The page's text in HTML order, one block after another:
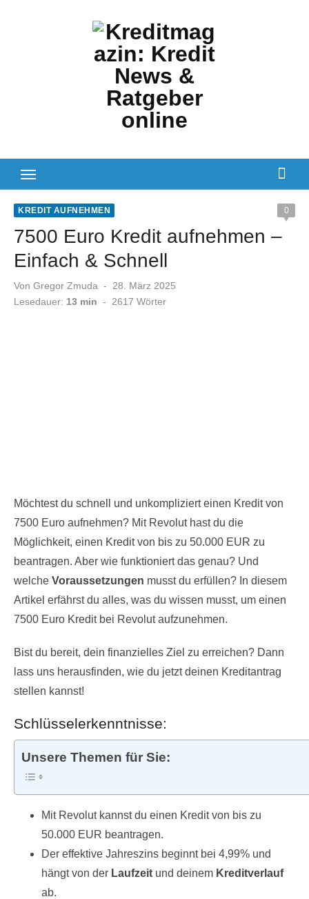
KREDIT AUFNEHMEN 0
7500 Euro Kredit aufnehmen –
Einfach & Schnell
Von Gregor Zmuda
Veröffentlicht
am
28. März 2025
Lesedauer: 13 min - 2617 Wörter
Möchtest du schnell und unkompliziert einen Kredit von
7500 Euro aufnehmen? Mit Revolut hast du die
Möglichkeit, einen Kredit von bis zu 50.000 EUR zu
beantragen. Aber wie funktioniert das genau? Und
welche Voraussetzungen musst du erfüllen? In diesem
Artikel erfährst du alles, was du wissen musst, um einen
7500 Euro Kredit bei Revolut aufzunehmen.
Bist du bereit, dein finanzielles Ziel zu erreichen? Dann
lass uns herausfinden, wie du jetzt deinen Kreditantrag
stellen kannst!
Schlüsselerkenntnisse:
Unsere Themen für Sie:
Mit Revolut kannst du einen Kredit von bis zu
50.000 EUR beantragen.
Der effektive Jahreszins beginnt bei 4,99% und
hängt von der Laufzeit und deinem Kreditverlauf
ab.